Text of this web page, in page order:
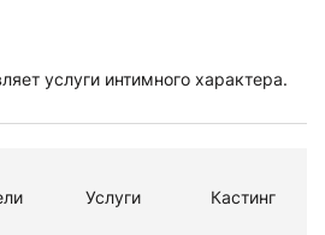
услуги интимного характера.
Услуги Кастинг